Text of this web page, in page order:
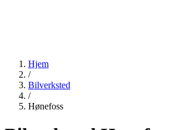
Hjem
/
Bilverksted
/
Hønefoss